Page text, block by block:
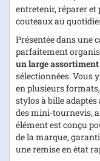
entretenir, réparer
couteaux au
Présentée dans une
parfaitement
un large assortiment
sélectionnées. Vous
en plusieurs
stylos à bille
des mini-tournevis,
élément est conçu
de la marque,
une remise en état